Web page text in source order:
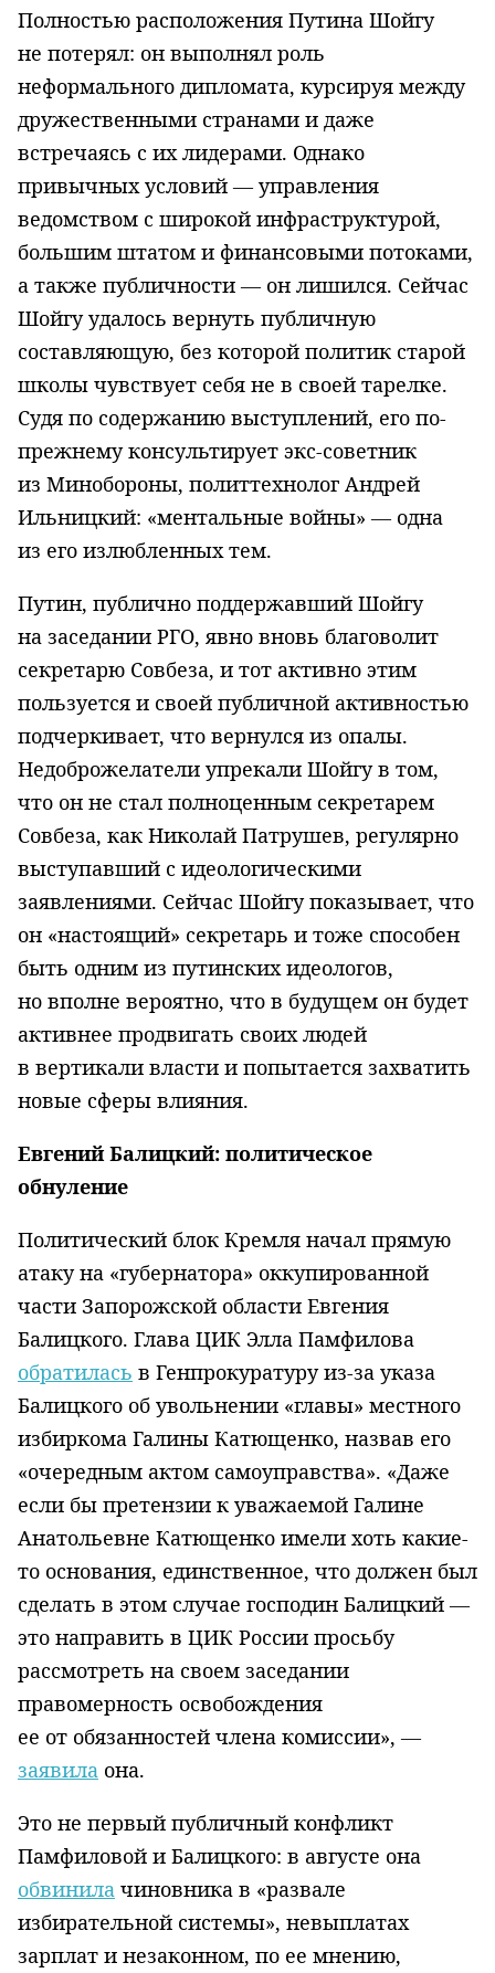
Полностью расположения Путина Шойгу
не потерял: он выполнял роль
неформального дипломата, курсируя между
дружественными странами и даже
встречаясь с их лидерами. Однако
привычных условий — управления
ведомством с широкой инфраструктурой,
большим штатом и финансовыми потоками,
а также публичности — он лишился. Сейчас
Шойгу удалось вернуть публичную
составляющую, без которой политик старой
школы чувствует себя не в своей тарелке.
Судя по содержанию выступлений, его по-
прежнему консультирует экс-советник
из Минобороны, политтехнолог Андрей
Ильницкий: «ментальные войны» — одна
из его излюбленных тем.
Путин, публично поддержавший Шойгу
на заседании РГО, явно вновь благоволит
секретарю Совбеза, и тот активно этим
пользуется и своей публичной активностью
подчеркивает, что вернулся из опалы.
Недоброжелатели упрекали Шойгу в том,
что он не стал полноценным секретарем
Совбеза, как Николай Патрушев, регулярно
выступавший с идеологическими
заявлениями. Сейчас Шойгу показывает, что
он «настоящий» секретарь и тоже способен
быть одним из путинских идеологов,
но вполне вероятно, что в будущем он будет
активнее продвигать своих людей
в вертикали власти и попытается захватить
новые сферы влияния.
Евгений Балицкий: политическое
обнуление
Политический блок Кремля начал прямую
атаку на «губернатора» оккупированной
части Запорожской области Евгения
Балицкого. Глава ЦИК Элла Памфилова
обратилась в Генпрокуратуру из-за указа
Балицкого об увольнении «главы» местного
избиркома Галины Катющенко, назвав его
«очередным актом самоуправства». «Даже
если бы претензии к уважаемой Галине
Анатольевне Катющенко имели хоть какие-
то основания, единственное, что должен был
сделать в этом случае господин Балицкий —
это направить в ЦИК России просьбу
рассмотреть на своем заседании
правомерность освобождения
ее от обязанностей члена комиссии», —
заявила она.
Это не первый публичный конфликт
Памфиловой и Балицкого: в августе она
обвинила чиновника в «развале
избирательной системы», невыплатах
зарплат и незаконном, по ее мнению,